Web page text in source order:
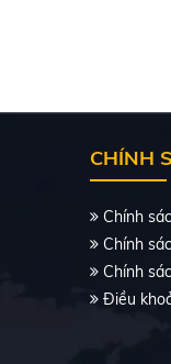
CHÍNH
Chính
Chính
Chính
Điều